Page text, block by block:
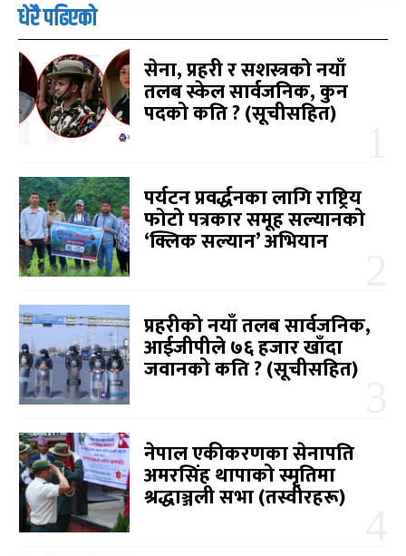
धेरै पढिएको
सेना, प्रहरी र सशस्त्रको नयाँ
तलब स्केल सार्वजनिक, कुन
पदको कति ? (सूचीसहित)
पर्यटन प्रवर्द्धनका लागि राष्ट्रिय
फोटो पत्रकार समूह सल्यानको
‘क्लिक सल्यान’ अभियान
प्रहरीको नयाँ तलब सार्वजनिक,
आईजीपीले ७६ हजार खाँदा
जवानको कति ? (सूचीसहित)
नेपाल एकीकरणका सेनापति
अमरसिंह थापाको स्मृतिमा
श्रद्धाञ्जली सभा (तस्वीरहरू)